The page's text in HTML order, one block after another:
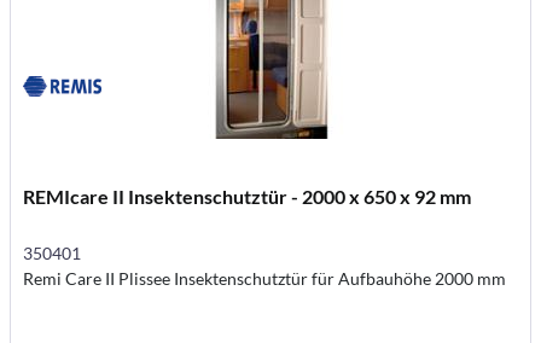
REMIcare II Insektenschutztür - 2000 x 650 x 92 mm
350401
Remi Care II Plissee Insektenschutztür für Aufbauhöhe 2000 mm